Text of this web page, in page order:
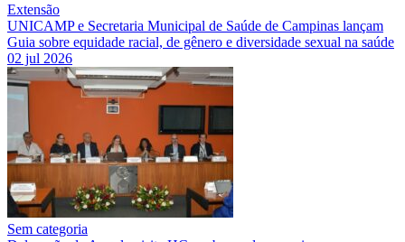
Extensão
UNICAMP e Secretaria Municipal de Saúde de Campinas lançam
Guia sobre equidade racial, de gênero e diversidade sexual na saúde
02 jul 2026
Sem categoria